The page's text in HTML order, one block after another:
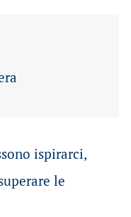
ispirarci,
le